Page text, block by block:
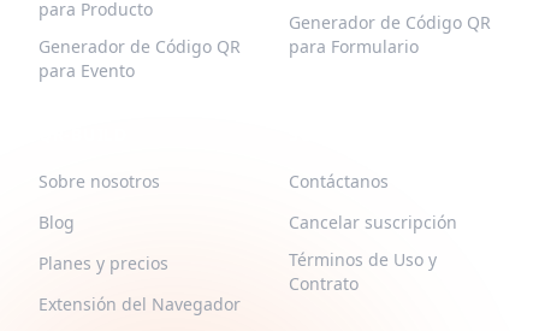
para Producto
Generador de Código QR
para Evento
Generador de Código QR
para Formulario
Sobre nosotros
Blog
Planes y precios
Extensión del Navegador
Contáctanos
Cancelar suscripción
Términos de Uso y
Contrato